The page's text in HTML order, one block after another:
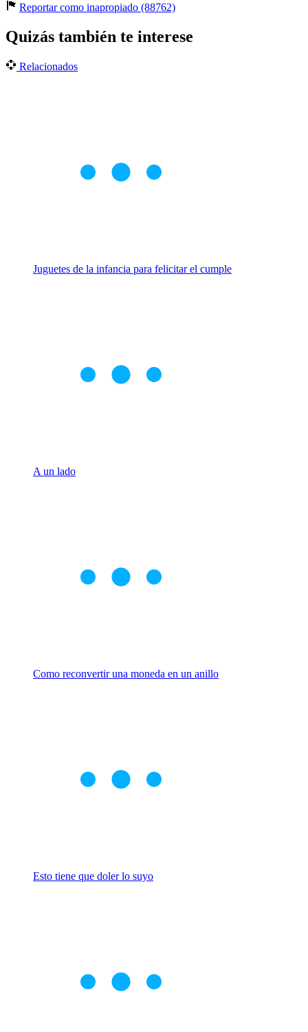
Reportar como inapropiado (88762)
Quizás también te interese
Relacionados
Juguetes de la infancia para felicitar el cumple
A un lado
Como reconvertir una moneda en un anillo
Esto tiene que doler lo suyo